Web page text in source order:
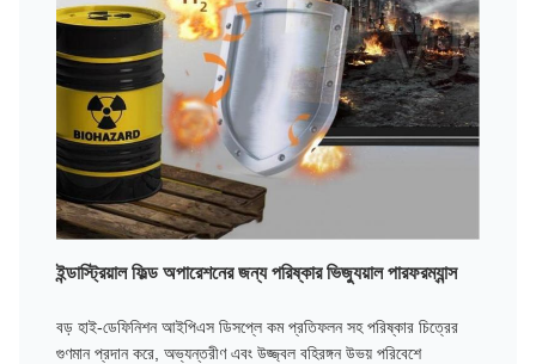
ইন্ডাস্ট্রিয়াল ফিল্ড অপারেশনের জন্য পরিষ্কার ভিজ্যুয়াল পারফরম্যান্স
বড় হাই-ডেফিনিশন আইপিএস ডিসপ্লে কম প্রতিফলন সহ পরিষ্কার চিত্রের
গুণমান প্রদান করে, অভ্যন্তরীণ এবং উজ্জ্বল বহিরঙ্গন উভয় পরিবেশে